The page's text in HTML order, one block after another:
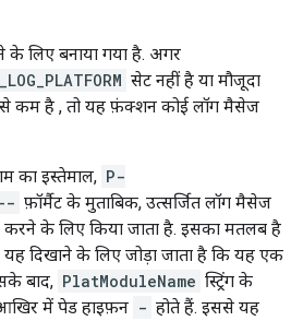
के लिए बनाया गया है. अगर
सेट नहीं है या मौजूदा
से कम है , तो यह फ़ंक्शन कोई लॉग मैसेज
का इस्तेमाल, P-
फ़ॉर्मैट के मुताबिक, उत्सर्जित लॉग मैसेज
करने के लिए किया जाता है. इसका मतलब है
यह दिखाने के लिए जोड़ा जाता है कि यह एक
बाद, PlatModuleName स्ट्रिंग के
में पेड हाइफ़न - होते हैं. इससे यह